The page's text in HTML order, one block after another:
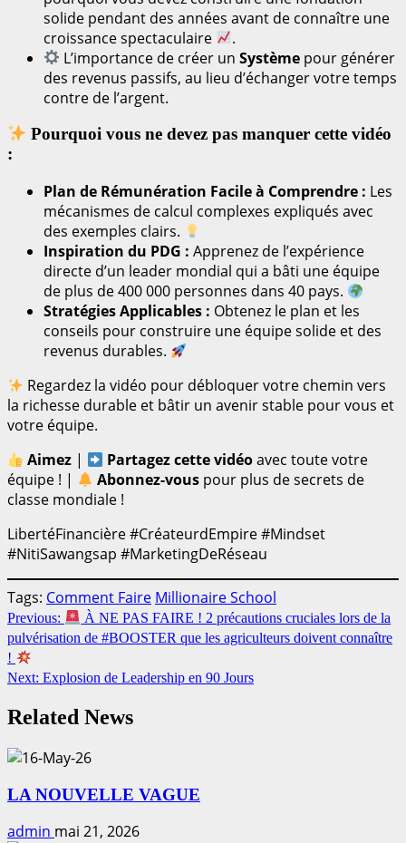
solide pendant des années avant de connaître une
croissance spectaculaire
.
L’importance de créer unSystème pour générer
des revenus passifs, au lieu d’échanger votre temps
contre de l’argent.
Pourquoi vous ne devez pas manquer cette vidéo
:
Plan de Rémunération Facile à Comprendre : Les
mécanismes de calcul complexes expliqués avec
des exemples clairs.
Inspiration du PDG : Apprenez de l’expérience
directe d’un leader mondial qui a bâti une équipe
de plus de 400 000 personnes dans 40 pays.
Stratégies Applicables : Obtenez le plan et les
conseils pour construire une équipe solide et des
revenus durables.
Regardez la vidéo pour débloquer votre chemin vers
la richesse durable et bâtir un avenir stable pour vous et
votre équipe.
Aimez | Partagez cette vidéoavec toute votre
équipe ! |
Abonnez-vous pour plus de secrets de
classe mondiale !
LibertéFinancière #CréateurdEmpire #Mindset
#NitiSawangsap #MarketingDeRéseau
Tags: Comment Faire Millionaire School
Continue
Reading
Previous:
À NE PAS FAIRE ! 2 précautions cruciales lors de la
pulvérisation de #BOOSTER que les agriculteurs doivent connaître
!
Next: Explosion de Leadership en 90 Jours
Related News
LA NOUVELLE VAGUE
admin mai 21, 2026